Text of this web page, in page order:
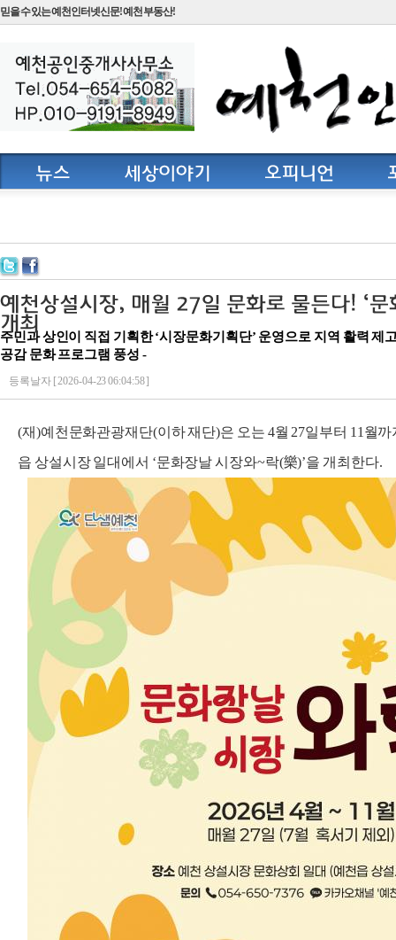
믿을 수 있는 예천인터넷신문! 예천 부동산!
주민과 상인이 직접 기획한 ‘시장문화기획단’ 운영으로 지역 활력 제
공감 문화 프로그램 풍성 -
등록날자 [ 2026-04-23 06:04:58 ]
(재)예천문화관광재단(이하 재단)은 오는 4월 27일부터 11월
읍 상설시장 일대에서 ‘문화장날 시장와~락(樂)’을 개최한다.